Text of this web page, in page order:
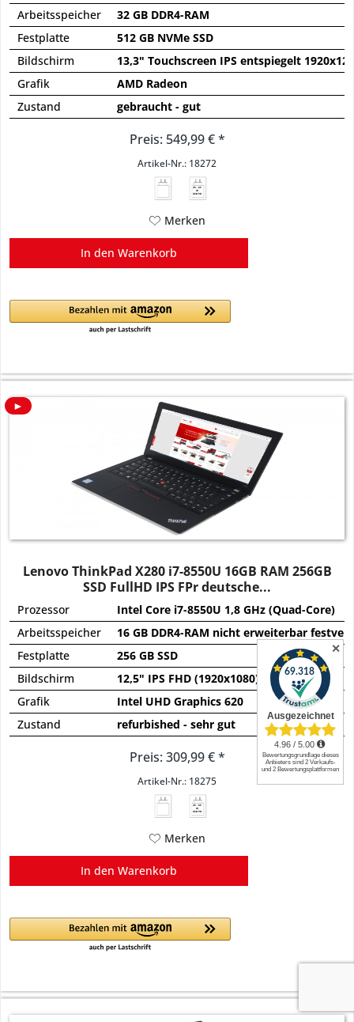
Arbeitsspeicher
32 GB DDR4-RAM
Festplatte
512 GB NVMe SSD
Bildschirm
13,3" Touchscreen IPS entspiegelt
Grafik
AMD Radeon
Zustand
gebraucht - gut
Preis: 549,99 € *
Artikel-Nr.: 18272
45 - 65
W
USB PD
Merken
In den Warenkorb
►
Lenovo ThinkPad X280 i7-8550U 16GB RAM 256GB
SSD FullHD IPS FPr deutsche...
Prozessor
Intel Core i7-8550U 1,8 GHz (Quad-Core)
Arbeitsspeicher
16 GB DDR4-RAM nicht erweiterbar
Festplatte
256 GB SSD
Bildschirm
12,5" IPS FHD (1920x1080)
Grafik
Intel UHD Graphics 620
Zustand
refurbished - sehr gut
Preis: 309,99 € *
Artikel-Nr.: 18275
45 - 65
W
USB PD
Merken
In den Warenkorb
✕